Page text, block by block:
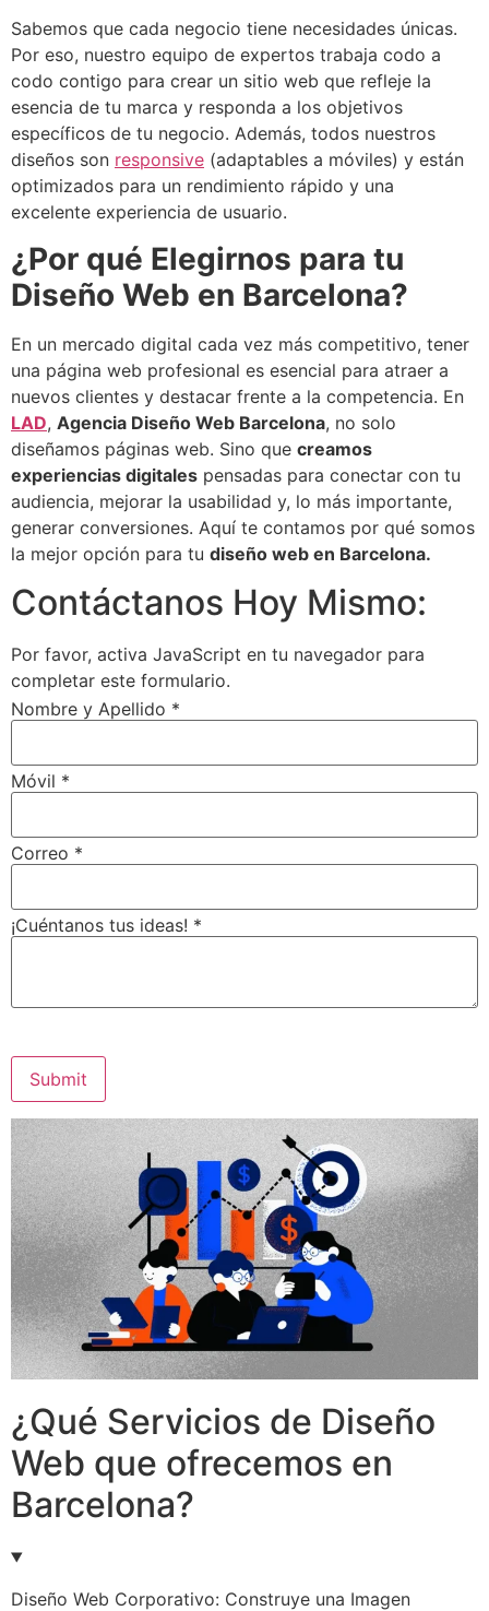
Sabemos que cada negocio tiene necesidades únicas.
Por eso, nuestro equipo de expertos trabaja codo a
codo contigo para crear un sitio web que refleje la
esencia de tu marca y responda a los objetivos
específicos de tu negocio. Además, todos nuestros
diseños son responsive (adaptables a móviles) y están
optimizados para un rendimiento rápido y una
excelente experiencia de usuario.
¿Por qué Elegirnos para tu
Diseño Web en Barcelona?
En un mercado digital cada vez más competitivo, tener
una página web profesional es esencial para atraer a
nuevos clientes y destacar frente a la competencia. En
LAD, Agencia Diseño Web Barcelona, no solo
diseñamos páginas web. Sino que creamos
experiencias digitales pensadas para conectar con tu
audiencia, mejorar la usabilidad y, lo más importante,
generar conversiones. Aquí te contamos por qué somos
la mejor opción para tu diseño web en Barcelona.
Contáctanos Hoy Mismo:
Por favor, activa JavaScript en tu navegador para
completar este formulario.
Nombre y Apellido *
Móvil *
Correo *
¡Cuéntanos tus ideas! *
Submit
¿Qué Servicios de Diseño
Web que ofrecemos en
Barcelona?
Diseño Web Corporativo: Construye una Imagen